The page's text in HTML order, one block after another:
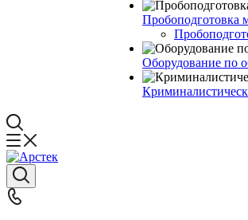
Пробоподготовка
Оборудование по